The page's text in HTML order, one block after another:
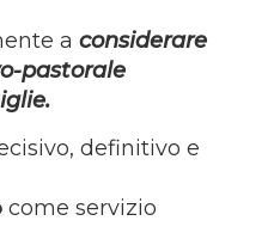
aconsiderare
pastorale
definitivo e
come servizio